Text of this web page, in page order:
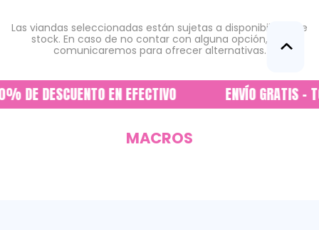
Las viandas seleccionadas están sujetas a disponibilidad de
stock. En caso de no contar con alguna opción, nos
comunicaremos para ofrecer alternativas.
DESCUENTO EN EFECTIVO ENVÍO GRATIS -
MACROS